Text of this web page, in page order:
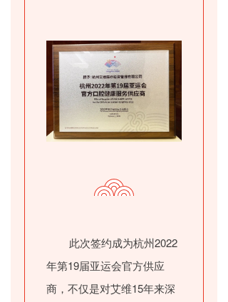
此次签约成为杭州2022
年第19届亚运会官方供应
商，不仅是对艾维15年来深